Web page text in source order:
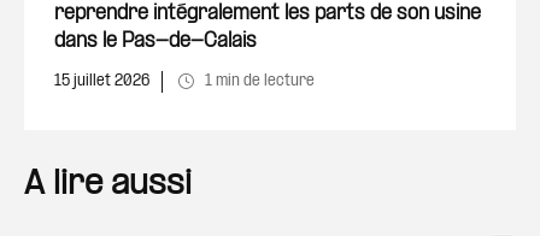
reprendre intégralement les parts de son usine
dans le Pas-de-Calais
15 juillet 2026 1 min de lecture
A lire aussi